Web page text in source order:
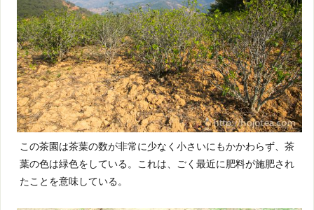
この茶園は茶葉の数が非常に少なく小さいにもかかわらず、茶
葉の色は緑色をしている。これは、ごく最近に肥料が施肥され
たことを意味している。